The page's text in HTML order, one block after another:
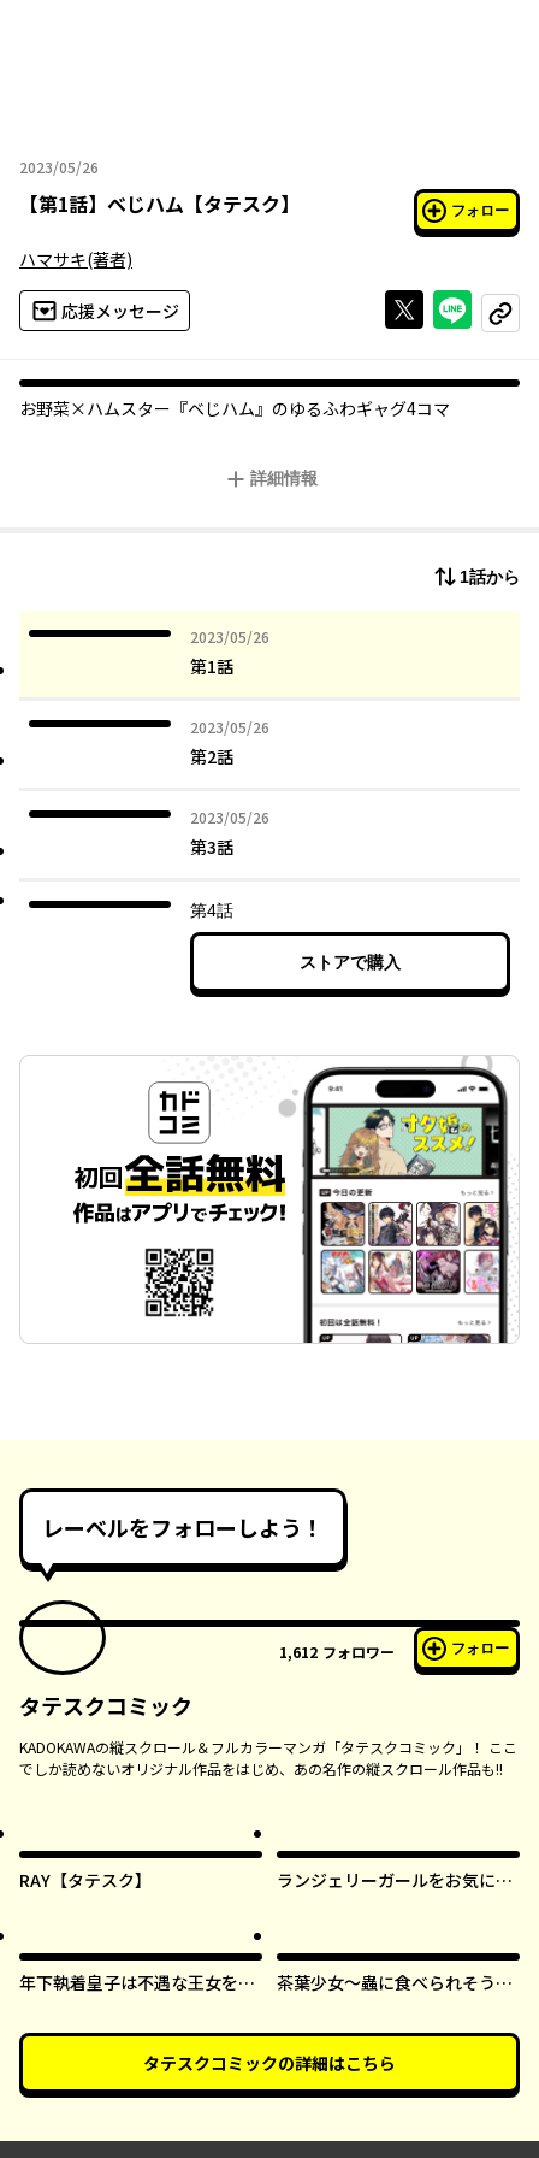
2023/05/26
2023年05月26日
【第1話】 ベじハム【タテスク】 フォロー
ハマサキ(著者)
応援メッセージ Xで投稿する
ライン
コピー
お野菜×ハムスター『ベじハム』のゆるふわギャグ4コマ
詳細情報
1話から
2023/05/26
2023年05月26日
第1話
2023/05/26
2023年05月26日
第2話
2023/05/26
2023年05月26日
第3話
第4話
ストアで購入
レーベルをフォローしよう！
1,612 フォロワー フォロー
タテスクコミック
KADOKAWAの縦スクロール＆フルカラーマンガ「タテスクコミック」！ ここ
でしか読めないオリジナル作品をはじめ、あの名作の縦スクロール作品も!!
RAY【タテスク】
ランジェリーガールをお気に召
年下執着皇子は不遇な王女を愛
茶葉少女～蟲に食べられそうに
した！～【タテスク】
タテスクコミックの詳細はこちら